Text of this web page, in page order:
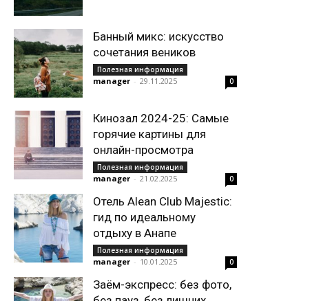
Банный микс: искусство
сочетания веников
Полезная информация
manager - 29.11.2025 0
Кинозал 2024-25: Самые
горячие картины для
онлайн-просмотра
Полезная информация
manager - 21.02.2025 0
Отель Alean Club Majestic:
гид по идеальному
отдыху в Анапе
Полезная информация
manager - 10.01.2025 0
Заём-экспресс: без фото,